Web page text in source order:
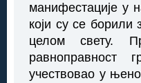
манифестације у
који су се
целом свету.
учествовао у